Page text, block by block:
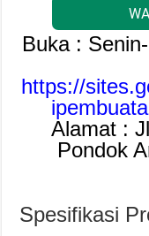
Buka :
https://
Alamat :
Pondok
Spesifikasi